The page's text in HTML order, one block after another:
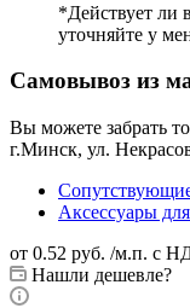
*Действует ли
уточняйте у
Самовывоз из
Вы можете забрать
г.Минск, ул.
Аксессуары
от 0.52 руб. /м.п. с
Нашли дешевле?